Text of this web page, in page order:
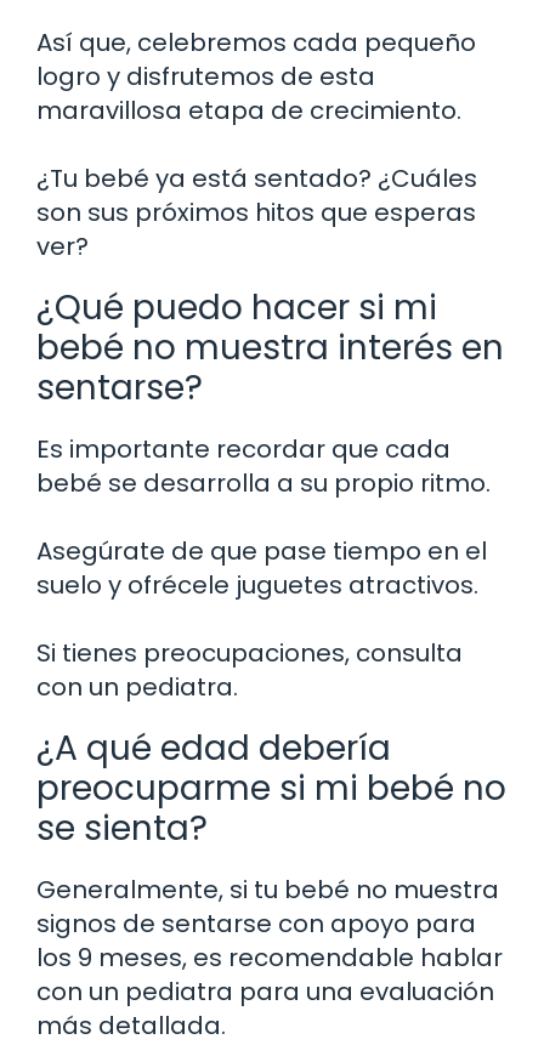
Así que, celebremos cada pequeño
logro y disfrutemos de esta
maravillosa etapa de crecimiento.
¿Tu bebé ya está sentado? ¿Cuáles
son sus próximos hitos que esperas
ver?
¿Qué puedo hacer si mi
bebé no muestra interés en
sentarse?
Es importante recordar que cada
bebé se desarrolla a su propio ritmo.
Asegúrate de que pase tiempo en el
suelo y ofrécele juguetes atractivos.
Si tienes preocupaciones, consulta
con un pediatra.
¿A qué edad debería
preocuparme si mi bebé no
se sienta?
Generalmente, si tu bebé no muestra
signos de sentarse con apoyo para
los 9 meses, es recomendable hablar
con un pediatra para una evaluación
más detallada.